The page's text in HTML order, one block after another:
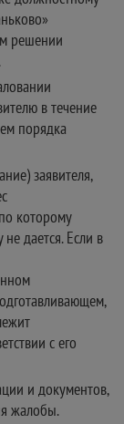
решении
в течение
порядка
заявителя,
которому
дается. Если в
с его
и документов,
жалобы.